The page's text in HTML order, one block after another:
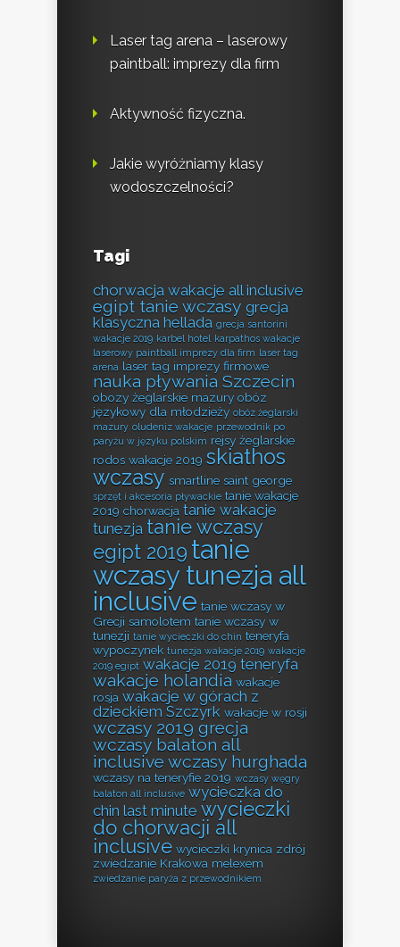
Laser tag arena – laserowy
paintball: imprezy dla firm
Aktywność fizyczna.
Jakie wyróżniamy klasy
wodoszczelności?
Tagi
chorwacja wakacje all inclusive
egipt tanie wczasy grecja
klasyczna hellada grecja santorini
wakacje 2019 karbel hotel karpathos wakacje
laserowy paintball imprezy dla firm laser tag
arena laser tag imprezy firmowe
nauka pływania Szczecin
obozy żeglarskie mazury obóz
językowy dla młodzieży obóz żeglarski
mazury oludeniz wakacje przewodnik po
paryżu w języku polskim rejsy żeglarskie
rodos wakacje 2019 skiathos
wczasy smartline saint george
sprzęt i akcesoria pływackie tanie wakacje
2019 chorwacja tanie wakacje
tunezja tanie wczasy
egipt 2019 tanie
wczasy tunezja all
inclusive tanie wczasy w
Grecji samolotem tanie wczasy w
tunezji tanie wycieczki do chin teneryfa
wypoczynek tunezja wakacje 2019 wakacje
2019 egipt wakacje 2019 teneryfa
wakacje holandia wakacje
rosja wakacje w górach z
dzieckiem Szczyrk wakacje w rosji
wczasy 2019 grecja
wczasy balaton all
inclusive wczasy hurghada
wczasy na teneryfie 2019 wczasy węgry
balaton all inclusive wycieczka do
chin last minute wycieczki
do chorwacji all
inclusive wycieczki krynica zdrój
zwiedzanie Krakowa melexem
zwiedzanie paryża z przewodnikiem